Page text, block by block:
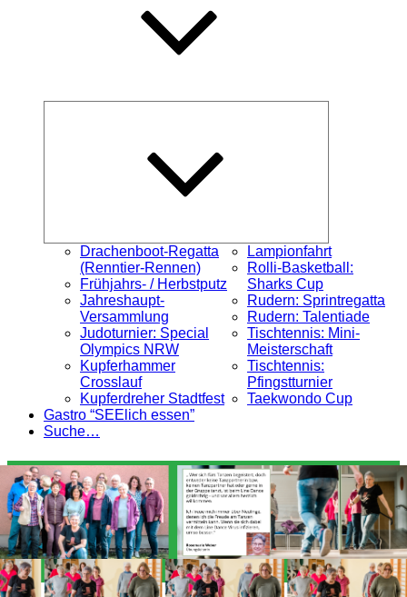
Drachenboot-Regatta
(Renntier-Rennen)
Frühjahrs- / Herbstputz
Jahreshaupt-
Versammlung
Judoturnier: Special
Olympics NRW
Kupferhammer
Crosslauf
Kupferdreher Stadtfest
Lampionfahrt
Rolli-Basketball:
Sharks Cup
Rudern: Sprintregatta
Rudern: Talentiade
Tischtennis: Mini-
Meisterschaft
Tischtennis:
Pfingstturnier
Taekwondo Cup
Gastro “SEElich essen”
Suche…